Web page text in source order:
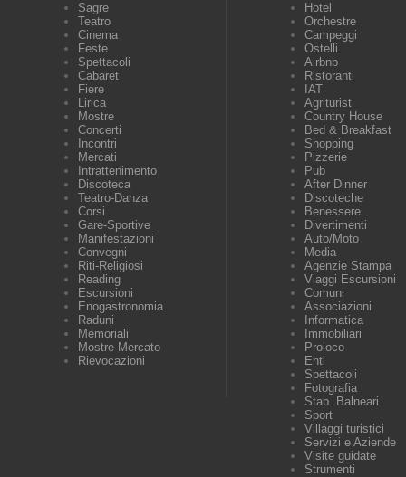
Sagre
Teatro
Cinema
Feste
Spettacoli
Cabaret
Fiere
Lirica
Mostre
Concerti
Incontri
Mercati
Intrattenimento
Discoteca
Teatro-Danza
Corsi
Gare-Sportive
Manifestazioni
Convegni
Riti-Religiosi
Reading
Escursioni
Enogastronomia
Raduni
Memoriali
Mostre-Mercato
Rievocazioni
Hotel
Orchestre
Campeggi
Ostelli
Airbnb
Ristoranti
IAT
Agriturist
Country House
Bed & Breakfast
Shopping
Pizzerie
Pub
After Dinner
Discoteche
Benessere
Divertimenti
Auto/Moto
Media
Agenzie Stampa
Viaggi Escursioni
Comuni
Associazioni
Informatica
Immobiliari
Proloco
Enti
Spettacoli
Fotografia
Stab. Balneari
Sport
Villaggi turistici
Servizi e Aziende
Visite guidate
Strumenti